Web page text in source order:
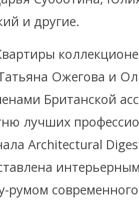
и другие.
Ожегова и
Британской
лучших
Architectural
румом